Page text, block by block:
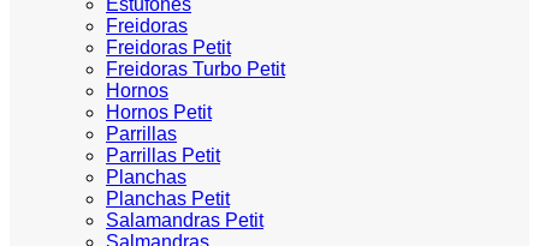
Estufones
Freidoras
Freidoras Petit
Freidoras Turbo Petit
Hornos
Hornos Petit
Parrillas
Parrillas Petit
Planchas
Planchas Petit
Salamandras Petit
Salmandras